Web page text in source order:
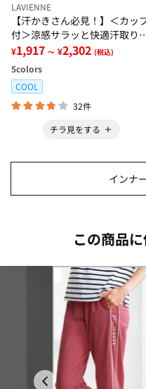
LAVIENNE
【汗かきさん必見！】＜カッ
付＞涼感サラッと快適汗取り
ンクトップインナー＜さらりラ
ボ＞
¥1,917 ～ ¥2,302 (税込)
5colors
COOL
32件
チラ見をする
インナ
この商品